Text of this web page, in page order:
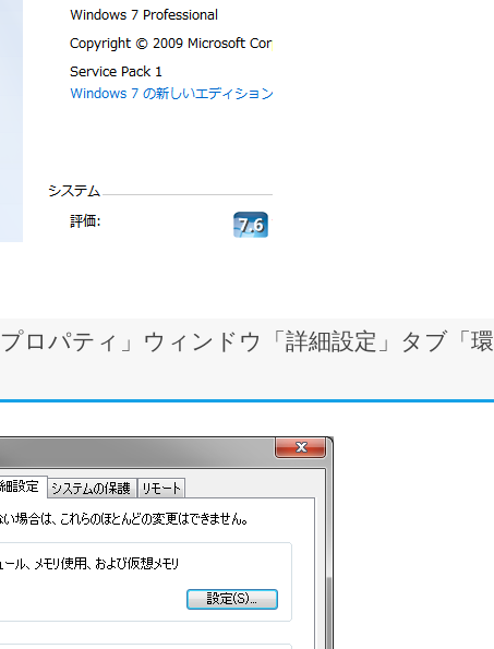
ロパティ」ウィンドウ「詳細設定」タブ「環